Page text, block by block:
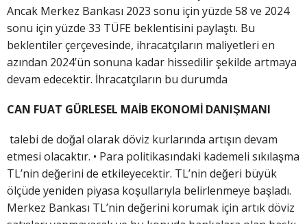
Ancak Merkez Bankası 2023 sonu için yüzde 58 ve 2024
sonu için yüzde 33 TÜFE beklentisini paylaştı. Bu
beklentiler çerçevesinde, ihracatçıların maliyetleri en
azından 2024’ün sonuna kadar hissedilir şekilde artmaya
devam edecektir. İhracatçıların bu durumda
CAN FUAT GÜRLESEL MAİB EKONOMİ DANIŞMANI
talebi de doğal olarak döviz kurlarında artışın devam
etmesi olacaktır. • Para politikasındaki kademeli sıkılaşma
TL’nin değerini de etkileyecektir. TL’nin değeri büyük
ölçüde yeniden piyasa koşullarıyla belirlenmeye başladı.
Merkez Bankası TL’nin değerini korumak için artık döviz